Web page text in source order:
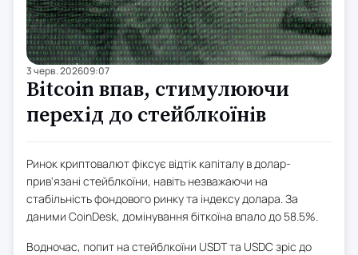
3 черв. 202609:07
Bitcoin впав, стимулюючи
перехід до стейблкоїнів
Ринок криптовалют фіксує відтік капіталу в долар-
прив'язані стейблкоїни, навіть незважаючи на
стабільність фондового ринку та індексу долара. За
даними CoinDesk, домінування біткоїна впало до 58.5%.
Водночас, попит на стейблкоїни USDT та USDC зріс до